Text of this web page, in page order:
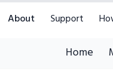
About Support
Home